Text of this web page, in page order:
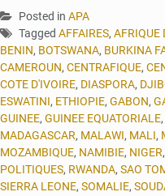
Posted in APA
Tagged AFFAIRES, AFRIQUE
BENIN, BOTSWANA, BURKINA
CAMEROUN, CENTRAFIQUE,
COTE D'IVOIRE, DIASPORA,
ESWATINI, ETHIOPIE, GABON,
GUINEE, GUINEE EQUATORIALE,
MADAGASCAR, MALAWI, MALI,
MOZAMBIQUE, NAMIBIE, NIGER,
POLITIQUES, RWANDA, SAO
SIERRA LEONE, SOMALIE,